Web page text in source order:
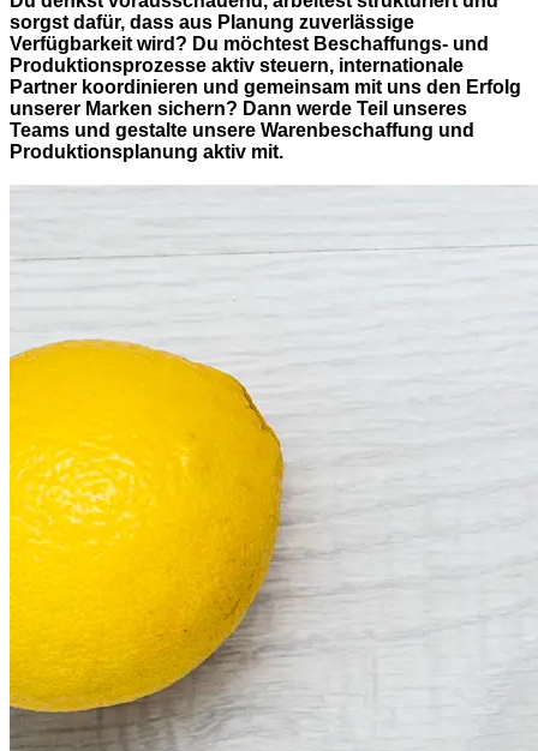
sorgst dafür, dass aus Planung zuverlässige
Verfügbarkeit wird? Du möchtest Beschaffungs- und
Produktionsprozesse aktiv steuern, internationale
Partner koordinieren und gemeinsam mit uns den Erfolg
unserer Marken sichern? Dann werde Teil unseres
Teams und gestalte unsere Warenbeschaffung und
Produktionsplanung aktiv mit.